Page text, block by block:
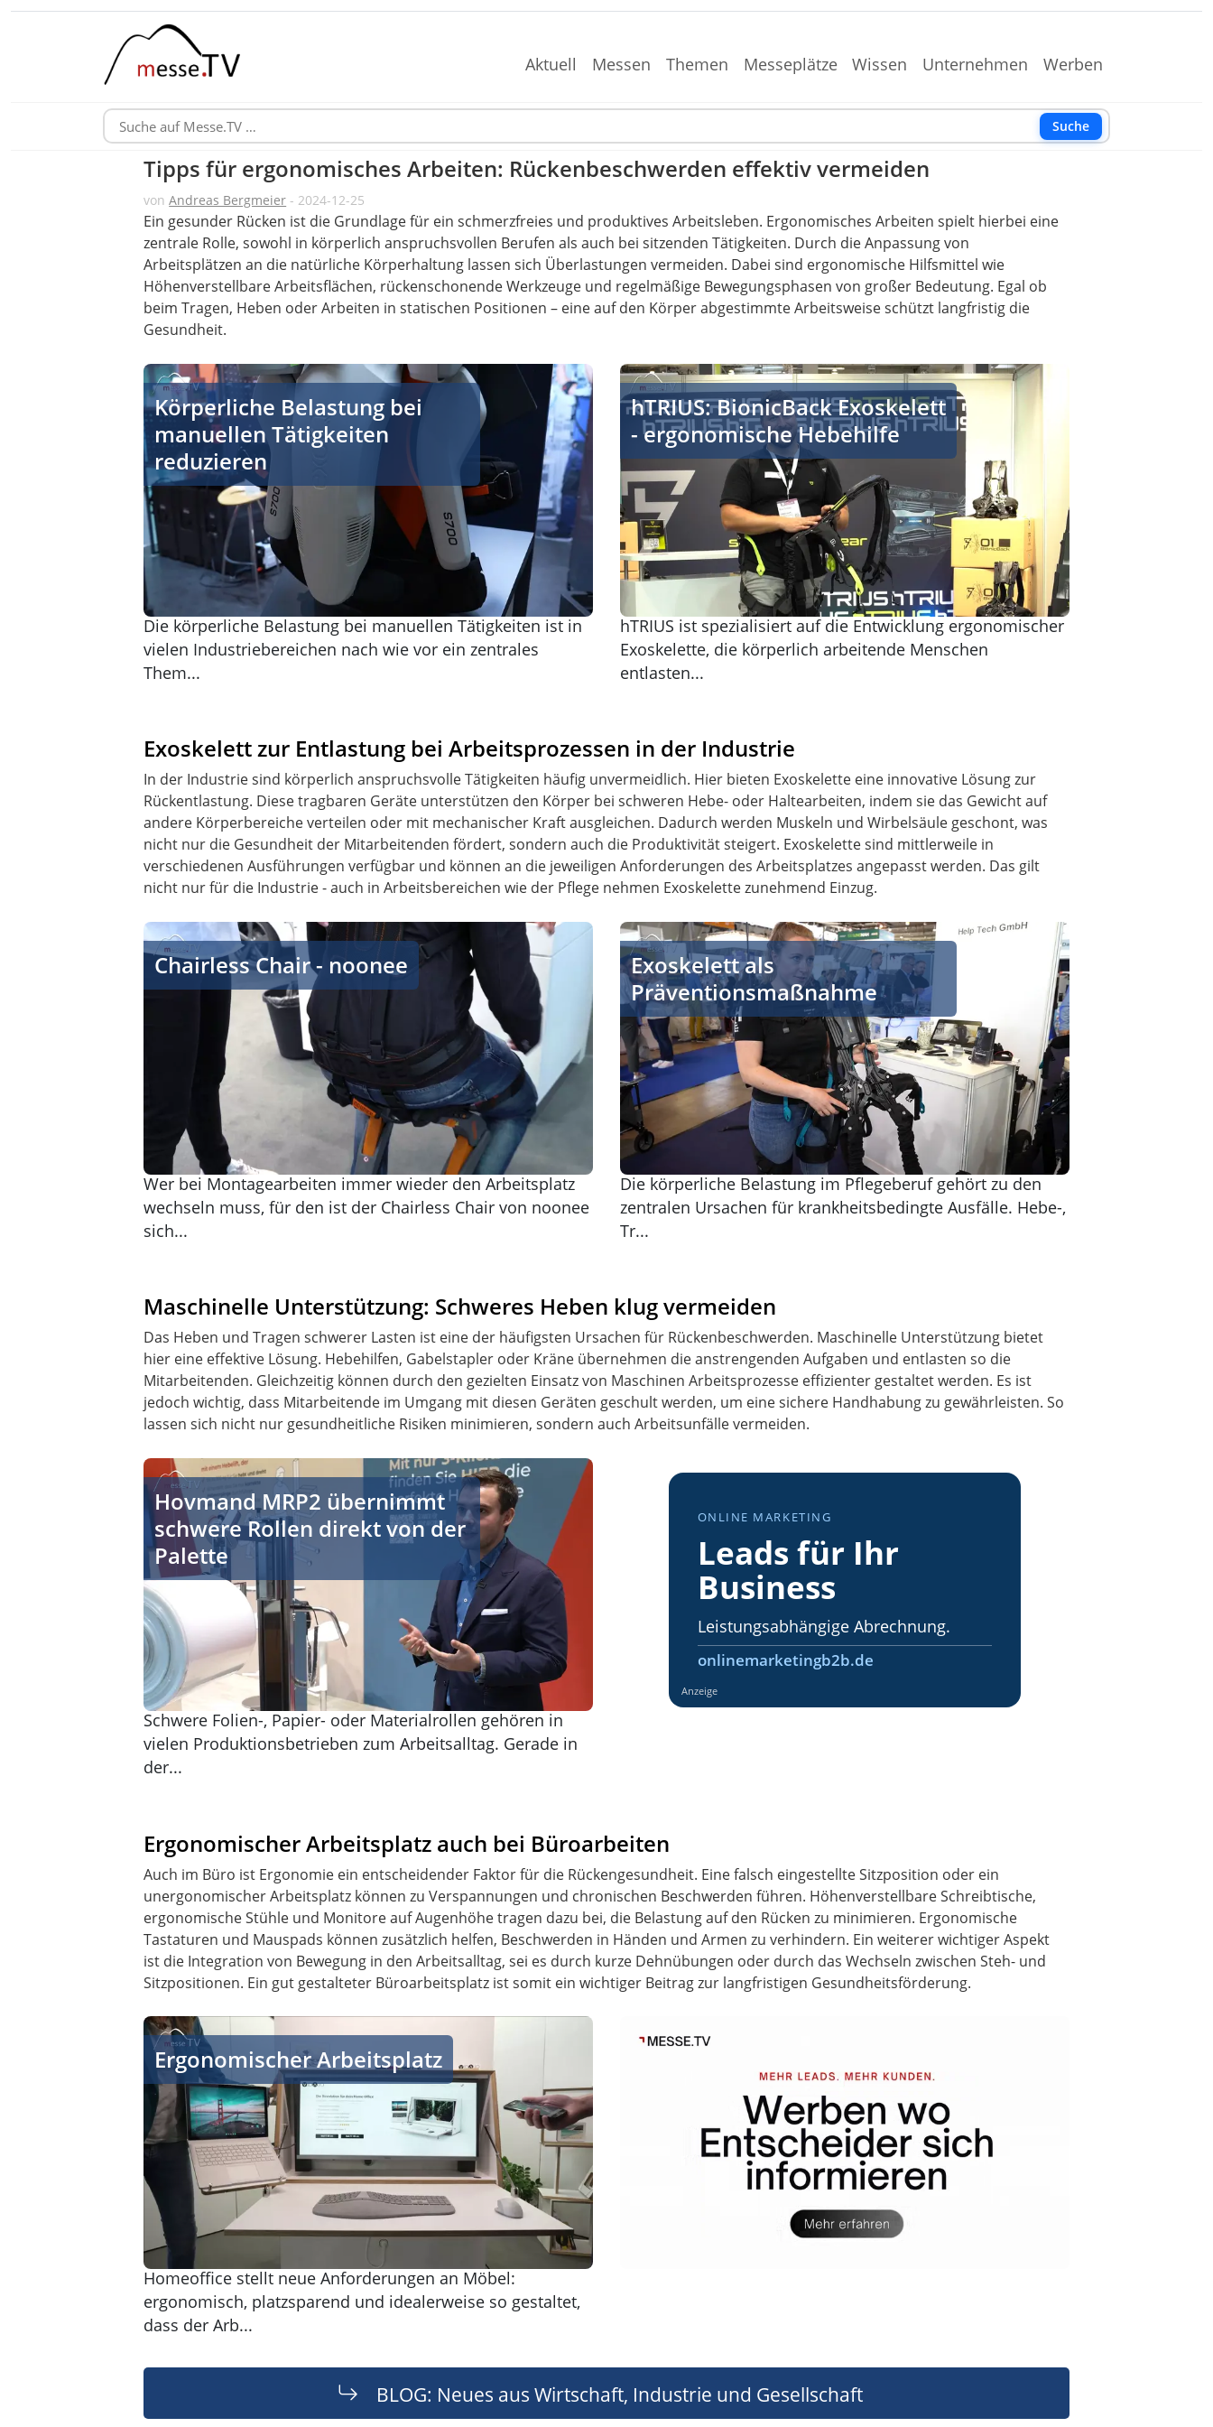
Aktuell Messen Themen Messeplätze Wissen Unternehmen Werben
Suche
Tipps für ergonomisches Arbeiten: Rückenbeschwerden effektiv vermeiden
vonAndreas Bergmeier - 2024-12-25
Ein gesunder Rücken ist die Grundlage für ein schmerzfreies und produktives Arbeitsleben. Ergonomisches Arbeiten spielt hierbei eine
zentrale Rolle, sowohl in körperlich anspruchsvollen Berufen als auch bei sitzenden Tätigkeiten. Durch die Anpassung von
Arbeitsplätzen an die natürliche Körperhaltung lassen sich Überlastungen vermeiden. Dabei sind ergonomische Hilfsmittel wie
Höhenverstellbare Arbeitsflächen, rückenschonende Werkzeuge und regelmäßige Bewegungsphasen von großer Bedeutung. Egal ob
beim Tragen, Heben oder Arbeiten in statischen Positionen – eine auf den Körper abgestimmte Arbeitsweise schützt langfristig die
Gesundheit.
Körperliche Belastung bei manuellen Tätigkeiten reduzieren
Körperliche Belastung bei
manuellen Tätigkeiten
reduzieren
Die körperliche Belastung bei manuellen Tätigkeiten ist in
vielen Industriebereichen nach wie vor ein zentrales
Them...
hTRIUS: BionicBack Exoskelett - ergonomische Hebehilfe
hTRIUS: BionicBack Exoskelett
- ergonomische Hebehilfe
hTRIUS ist spezialisiert auf die Entwicklung ergonomischer
Exoskelette, die körperlich arbeitende Menschen
entlasten...
Exoskelett zur Entlastung bei Arbeitsprozessen in der Industrie
In der Industrie sind körperlich anspruchsvolle Tätigkeiten häufig unvermeidlich. Hier bieten Exoskelette eine innovative Lösung zur
Rückentlastung. Diese tragbaren Geräte unterstützen den Körper bei schweren Hebe- oder Haltearbeiten, indem sie das Gewicht auf
andere Körperbereiche verteilen oder mit mechanischer Kraft ausgleichen. Dadurch werden Muskeln und Wirbelsäule geschont, was
nicht nur die Gesundheit der Mitarbeitenden fördert, sondern auch die Produktivität steigert. Exoskelette sind mittlerweile in
verschiedenen Ausführungen verfügbar und können an die jeweiligen Anforderungen des Arbeitsplatzes angepasst werden. Das gilt
nicht nur für die Industrie - auch in Arbeitsbereichen wie der Pflege nehmen Exoskelette zunehmend Einzug.
Chairless Chair - noonee
Chairless Chair - noonee
Wer bei Montagearbeiten immer wieder den Arbeitsplatz
wechseln muss, für den ist der Chairless Chair von noonee
sich...
Exoskelett als Präventionsmaßnahme
Exoskelett als
Präventionsmaßnahme
Die körperliche Belastung im Pflegeberuf gehört zu den
zentralen Ursachen für krankheitsbedingte Ausfälle. Hebe-,
Tr...
Maschinelle Unterstützung: Schweres Heben klug vermeiden
Das Heben und Tragen schwerer Lasten ist eine der häufigsten Ursachen für Rückenbeschwerden. Maschinelle Unterstützung bietet
hier eine effektive Lösung. Hebehilfen, Gabelstapler oder Kräne übernehmen die anstrengenden Aufgaben und entlasten so die
Mitarbeitenden. Gleichzeitig können durch den gezielten Einsatz von Maschinen Arbeitsprozesse effizienter gestaltet werden. Es ist
jedoch wichtig, dass Mitarbeitende im Umgang mit diesen Geräten geschult werden, um eine sichere Handhabung zu gewährleisten. So
lassen sich nicht nur gesundheitliche Risiken minimieren, sondern auch Arbeitsunfälle vermeiden.
Hovmand MRP2 übernimmt schwere Rollen direkt von der Palette
Hovmand MRP2 übernimmt
schwere Rollen direkt von der
Palette
Schwere Folien-, Papier- oder Materialrollen gehören in
vielen Produktionsbetrieben zum Arbeitsalltag. Gerade in
der...
ONLINE MARKETING
Leads für Ihr
Business
Leistungsabhängige Abrechnung.
onlinemarketingb2b.de
Anzeige
Ergonomischer Arbeitsplatz auch bei Büroarbeiten
Auch im Büro ist Ergonomie ein entscheidender Faktor für die Rückengesundheit. Eine falsch eingestellte Sitzposition oder ein
unergonomischer Arbeitsplatz können zu Verspannungen und chronischen Beschwerden führen. Höhenverstellbare Schreibtische,
ergonomische Stühle und Monitore auf Augenhöhe tragen dazu bei, die Belastung auf den Rücken zu minimieren. Ergonomische
Tastaturen und Mauspads können zusätzlich helfen, Beschwerden in Händen und Armen zu verhindern. Ein weiterer wichtiger Aspekt
ist die Integration von Bewegung in den Arbeitsalltag, sei es durch kurze Dehnübungen oder durch das Wechseln zwischen Steh- und
Sitzpositionen. Ein gut gestalteter Büroarbeitsplatz ist somit ein wichtiger Beitrag zur langfristigen Gesundheitsförderung.
Ergonomischer Arbeitsplatz
Ergonomischer Arbeitsplatz
Homeoffice stellt neue Anforderungen an Möbel:
ergonomisch, platzsparend und idealerweise so gestaltet,
dass der Arb...
BLOG: Neues aus Wirtschaft, Industrie und Gesellschaft